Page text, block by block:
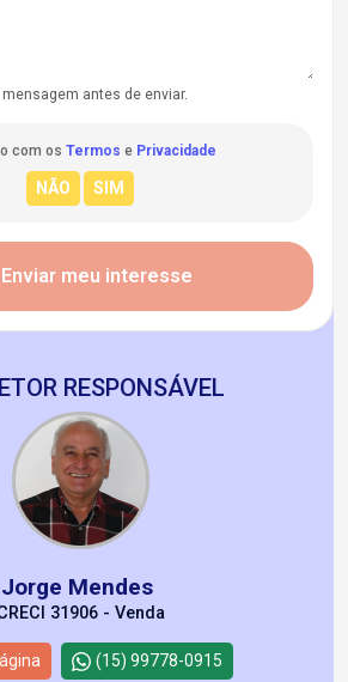
antes de enviar.
com os Termos e Privacidade
Enviar meu interesse
RESPONSÁVEL
Jorge Mendes
31906 - Venda
(15) 99778-0915